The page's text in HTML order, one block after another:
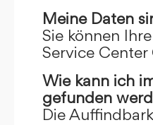
Meine Daten
Sie können
Service
Wie kann ich
gefunden
Die